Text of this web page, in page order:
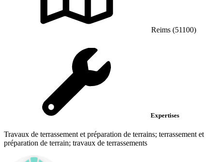
Reims (51100)
Expertises
Travaux de terrassement et préparation de terrains; terrassement et
préparation de terrain; travaux de terrassements